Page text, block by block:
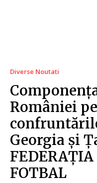
Diverse Noutati
României
Georgia și
FOTBAL